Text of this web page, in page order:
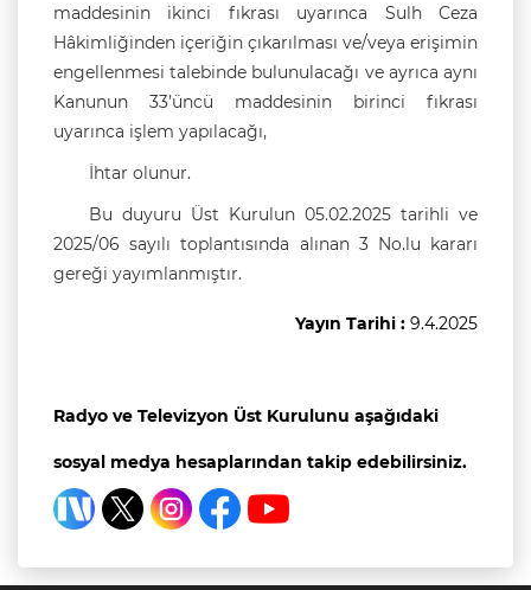
maddesinin ikinci fıkrası uyarınca Sulh Ceza
Hâkimliğinden içeriğin çıkarılması ve/veya erişimin
engellenmesi talebinde bulunulacağı ve ayrıca aynı
Kanunun 33’üncü maddesinin birinci fıkrası
uyarınca işlem yapılacağı,
İhtar olunur.
Bu duyuru Üst Kurulun 05.02.2025 tarihli ve
2025/06 sayılı toplantısında alınan 3 No.lu kararı
gereği yayımlanmıştır.
Yayın Tarihi : 9.4.2025
Radyo ve Televizyon Üst Kurulunu aşağıdaki
sosyal medya hesaplarından takip edebilirsiniz.